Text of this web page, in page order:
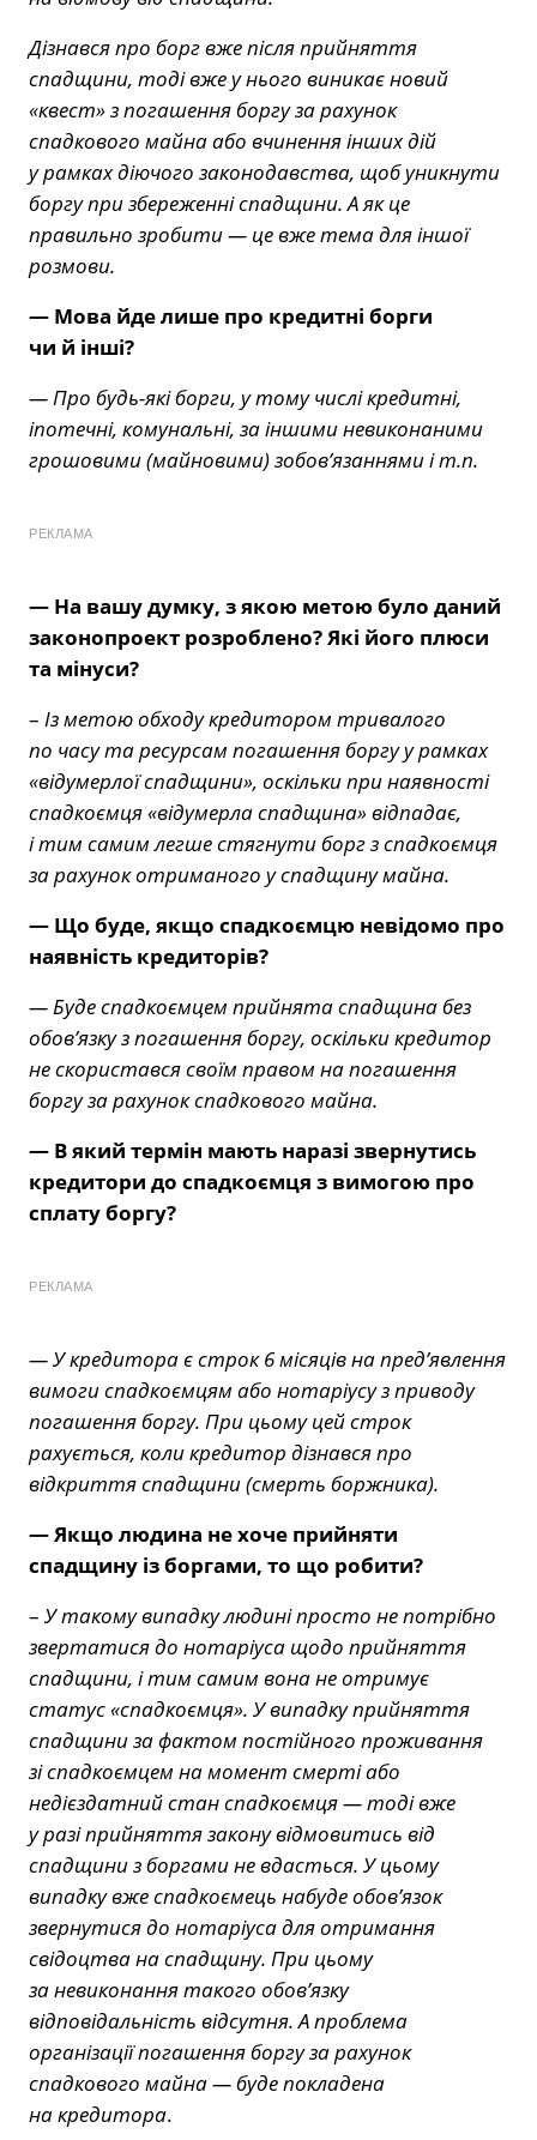
Дізнався про борг вже після прийняття
спадщини, тоді вже у нього виникає новий
«квест» з погашення боргу за рахунок
спадкового майна або вчинення інших дій
у рамках діючого законодавства, щоб уникнути
боргу при збереженні спадщини. А як це
правильно зробити — це вже тема для іншої
розмови.
— Мова йде лише про кредитні борги
чи й інші?
— Про будь-які борги, у тому числі кредитні,
іпотечні, комунальні, за іншими невиконаними
грошовими (майновими) зобов’язаннями і т.п.
РЕКЛАМА
— На вашу думку, з якою метою було даний
законопроект розроблено? Які його плюси
та мінуси?
– Із метою обходу кредитором тривалого
по часу та ресурсам погашення боргу у рамках
«відумерлої спадщини», оскільки при наявності
спадкоємця «відумерла спадщина» відпадає,
і тим самим легше стягнути борг з спадкоємця
за рахунок отриманого у спадщину майна.
— Що буде, якщо спадкоємцю невідомо про
наявність кредиторів?
— Буде спадкоємцем прийнята спадщина без
обов’язку з погашення боргу, оскільки кредитор
не скористався своїм правом на погашення
боргу за рахунок спадкового майна.
— В який термін мають наразі звернутись
кредитори до спадкоємця з вимогою про
сплату боргу?
РЕКЛАМА
— У кредитора є строк 6 місяців на пред’явлення
вимоги спадкоємцям або нотаріусу з приводу
погашення боргу. При цьому цей строк
рахується, коли кредитор дізнався про
відкриття спадщини (смерть боржника).
— Якщо людина не хоче прийняти
спадщину із боргами, то що робити?
– У такому випадку людині просто не потрібно
звертатися до нотаріуса щодо прийняття
спадщини, і тим самим вона не отримує
статус «спадкоємця». У випадку прийняття
спадщини за фактом постійного проживання
зі спадкоємцем на момент смерті або
недієздатний стан спадкоємця — тоді вже
у разі прийняття закону відмовитись від
спадщини з боргами не вдасться. У цьому
випадку вже спадкоємець набуде обов’язок
звернутися до нотаріуса для отримання
свідоцтва на спадщину. При цьому
за невиконання такого обов’язку
відповідальність відсутня. А проблема
організації погашення боргу за рахунок
спадкового майна — буде покладена
на кредитора.